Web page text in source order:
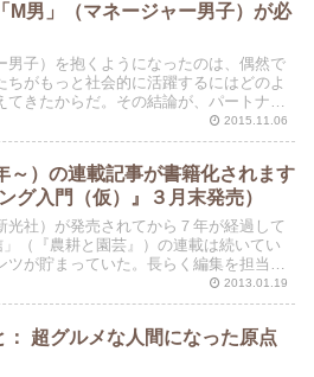
M男」（マネージャー男子）が必
男子）を抱くようになったのは、偶然で
ちがもっと社会的に活躍するにはどのよ
きたからだ。その結論が、パートナー
徹すればよいだった。そう、M...2015.11.06
～）の連載記事が書籍化されます
グ入門（仮）』３月末発売）
光社）が発売されてから７年が経過して
（『農耕と園芸』）の連載は続いてい
が貯まっていた。長らく編集を担当し
に移ったので、連載の書籍化... 2013.01.19
超グルメな人間になった原点